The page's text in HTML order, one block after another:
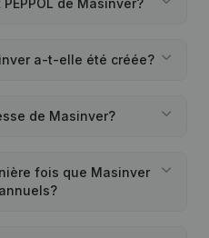
de Masinver?
a-t-elle été créée?
de Masinver?
fois que Masinver